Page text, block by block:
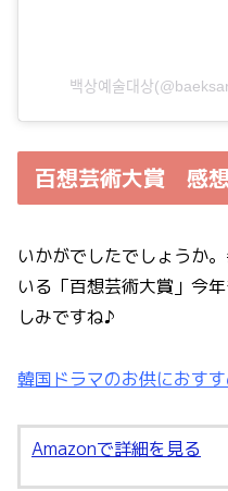
百想芸術大賞 感想
いかがでしたでしょうか
いる「百想芸術大賞」今
しみですね♪
韓国ドラマのお供におす
Amazonで詳細を見る